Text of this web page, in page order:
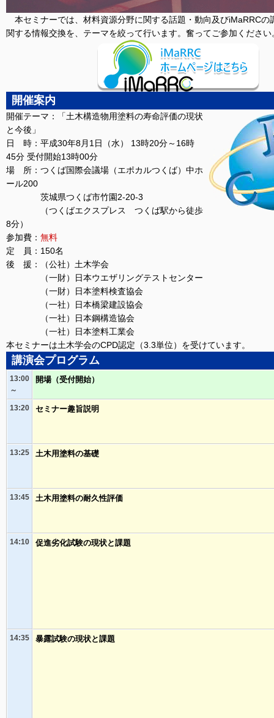
本セミナーでは、材料資源分野に関する話題・動向及びiMaRRCの
関する情報交換を、テーマを絞って行います。奮ってご参加ください
開催案内
開催テーマ：「土木構造物用塗料の寿命評価の現状
と今後」
日 時：平成30年8月1日（水） 13時20分～16時
45分 受付開始13時00分
場 所：つくば国際会議場（エポカルつくば）中ホ
ール200
茨城県つくば市竹園2-20-3
（つくばエクスプレス つくば駅から徒歩
8分）
参加費： 無料
定 員：150名
後 援：（公社）土木学会
（一財）日本ウエザリングテストセンター
（一財）日本塗料検査協会
（一社）日本橋梁建設協会
（一社）日本鋼構造協会
（一社）日本塗料工業会
本セミナーは土木学会のCPD認定（3.3単位）を受けています。
講演会プログラム
13:00
～
開場（受付開始）
13:20 セミナー趣旨説明
13:25 土木用塗料の基礎
13:45 土木用塗料の耐久性評価
14:10 促進劣化試験の現状と課題
14:35 暴露試験の現状と課題